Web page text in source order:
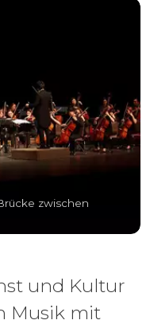
zwischen
und Kultur
Musik mit